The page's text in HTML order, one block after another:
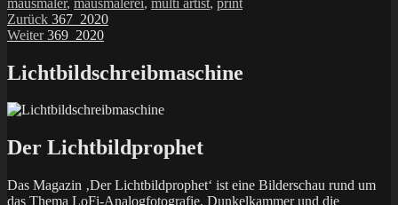
Beitragsnavigation
Zurück Vorheriger
Beitrag:
367_2020
Weiter Nächster
369_2020
Lichtbildschreibmaschine
Der Lichtbildprophet
Das Magazin ‚Der Lichtbildprophet‘ ist eine Bilderschau rund um
das Thema LoFi-Analogfotografie, Dunkelkammer und die